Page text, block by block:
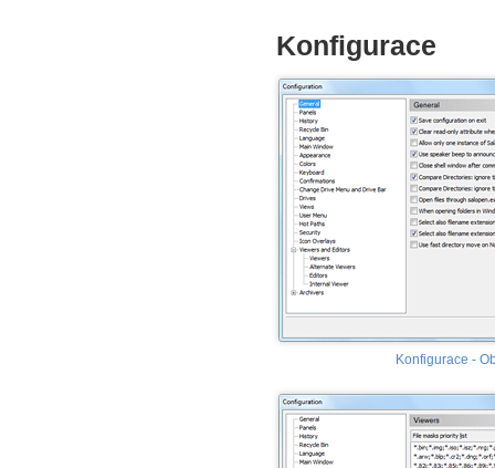
Konfigurace
Konfigurace -